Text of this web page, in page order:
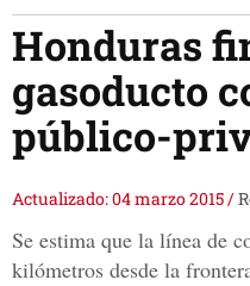
Honduras
gasoducto
público-
Actualizado: 04 marzo 2015/
Se estima que la línea de
kilómetros desde la